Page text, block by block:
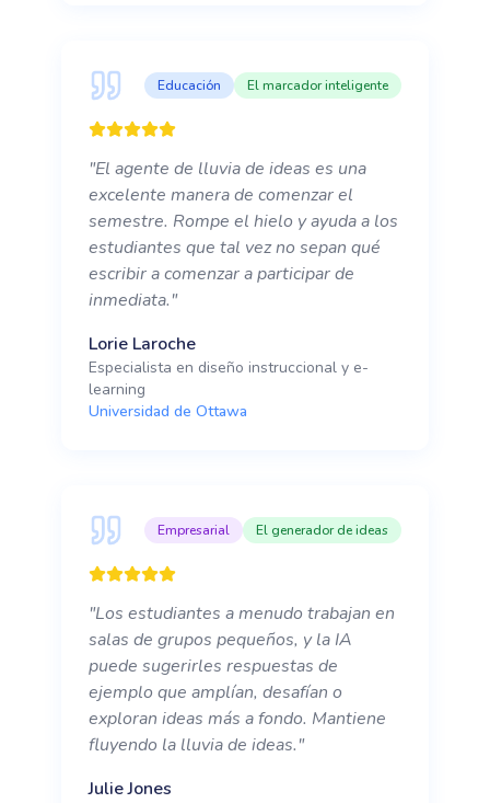
Educación El marcador inteligente
"El agente de lluvia de ideas es una
excelente manera de comenzar el
semestre. Rompe el hielo y ayuda a los
estudiantes que tal vez no sepan qué
escribir a comenzar a participar de
inmediata."
Lorie Laroche
Especialista en diseño instruccional y e-
learning
Universidad de Ottawa
Empresarial El generador de ideas
"Los estudiantes a menudo trabajan en
salas de grupos pequeños, y la IA
puede sugerirles respuestas de
ejemplo que amplían, desafían o
exploran ideas más a fondo. Mantiene
fluyendo la lluvia de ideas."
Julie Jones